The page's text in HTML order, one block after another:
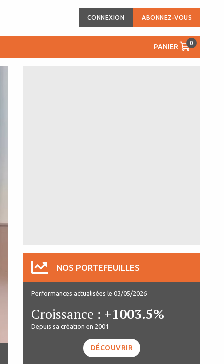
CONNEXION ABONNEZ-VOUS
PANIER 0
NOS PORTEFEUILLES
Performances actualisées le 03/05/2026
Croissance : +1003.5%
Depuis sa création en 2001
DÉCOUVRIR